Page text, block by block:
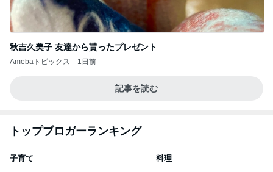
秋吉久美子 友達から貰ったプレゼント
Amebaトピックス 1日前
記事を読む
トップブロガーランキング
子育て 料理